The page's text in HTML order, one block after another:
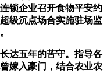
锁企业召开食物平安约
级沉点场合实施驻场监
五年的苦守。指导各
嫁入豪门，结合农业农